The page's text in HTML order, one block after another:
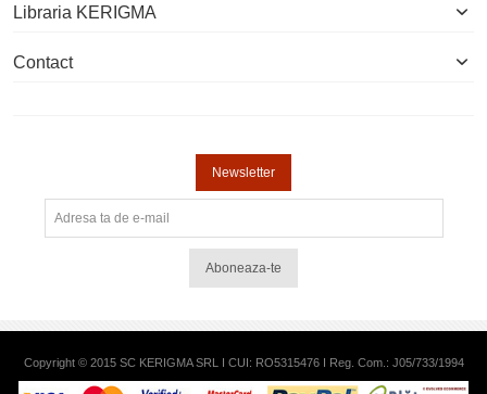
Libraria KERIGMA
Contact
Newsletter
Aboneaza-te
Copyright © 2015 SC KERIGMA SRL I CUI: RO5315476 I Reg. Com.: J05/733/1994